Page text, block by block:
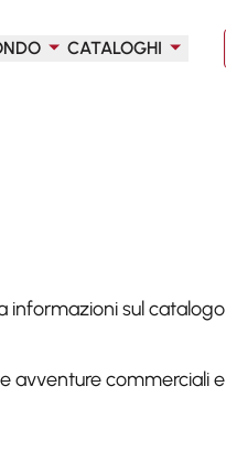
CATALOGHI
informazioni sul catalogo
avventure commerciali